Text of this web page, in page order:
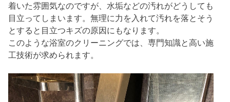
着いた雰囲気なのですが、水垢などの汚れがどうしても
目立ってしまいます。無理に力を入れて汚れを落とそう
とすると目立つキズの原因にもなります。
このような浴室のクリーニングでは、専門知識と高い施
工技術が求められます。